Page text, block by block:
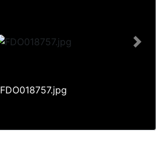
FDO018757.jpg
Next